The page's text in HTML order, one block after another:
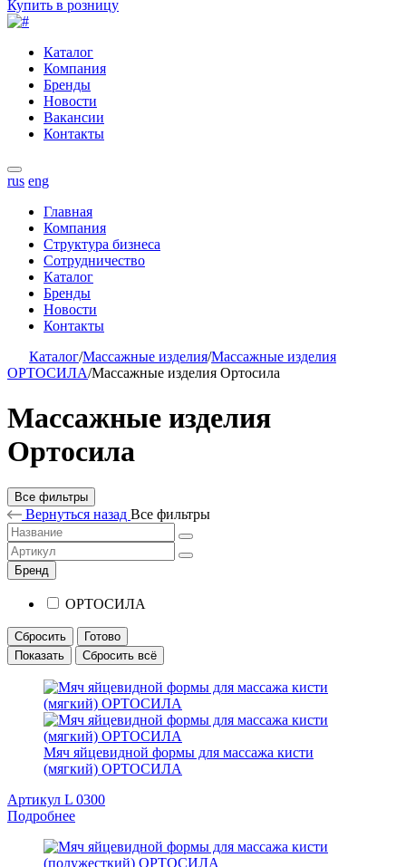
Купить в розницу
Каталог
Компания
Бренды
Новости
Вакансии
Контакты
rus eng
Главная
Компания
Структура бизнеса
Сотрудничество
Каталог
Бренды
Новости
Контакты
Каталог/Массажные изделия/Массажные изделия
ОРТОСИЛА/Массажные изделия Ортосила
Массажные изделия
Ортосила
Все фильтры
Вернуться назад Все фильтры
Бренд
ОРТОСИЛА
Сбросить
Готово
Показать
Сбросить всё
Мяч яйцевидной формы для массажа кисти
(мягкий) ОРТОСИЛА
Артикул L 0300
Подробнее